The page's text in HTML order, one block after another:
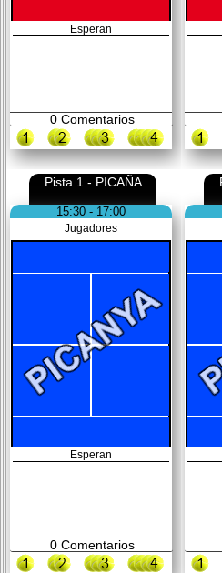
Esperan
0Comentarios
Pista 1 - PICAÑA
15:30 - 17:00
Jugadores
Esperan
0Comentarios